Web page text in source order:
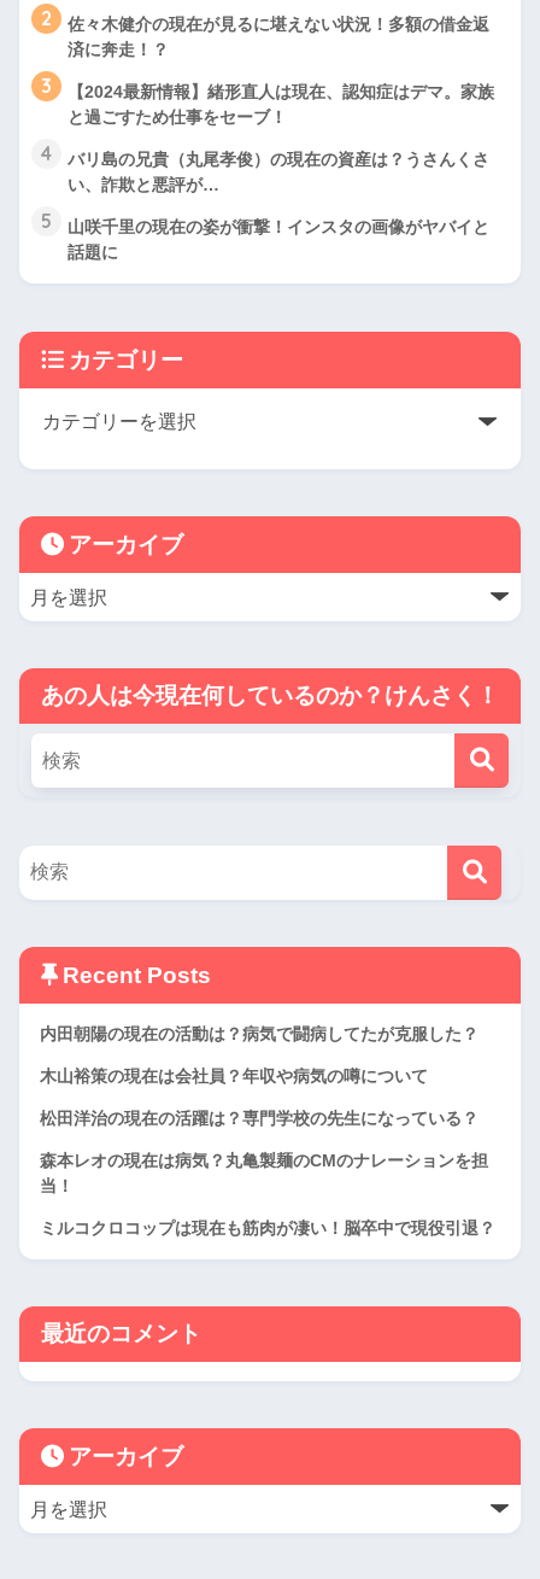
2
佐々木健介の現在が見るに堪えない状況！多額の借金返
済に奔走！？
3
【2024最新情報】緒形直人は現在、認知症はデマ。家族
と過ごすため仕事をセーブ！
4
バリ島の兄貴（丸尾孝俊）の現在の資産は？うさんくさ
い、詐欺と悪評が…
5
山咲千里の現在の姿が衝撃！インスタの画像がヤバイと
話題に
カテゴリー
アーカイブ
あの人は今現在何しているのか？けんさく！
Recent Posts
内田朝陽の現在の活動は？病気で闘病してたが克服した？
木山裕策の現在は会社員？年収や病気の噂について
松田洋治の現在の活躍は？専門学校の先生になっている？
森本レオの現在は病気？丸亀製麺のCMのナレーションを担
当！
ミルコクロコップは現在も筋肉が凄い！脳卒中で現役引退？
最近のコメント
アーカイブ